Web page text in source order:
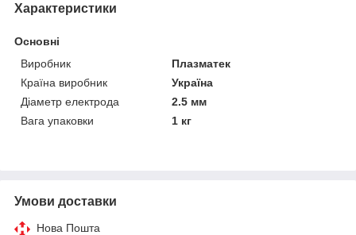
Характеристики
Основні
Виробник
Плазматек
Країна виробник
Україна
Діаметр електрода
2.5 мм
Вага упаковки
1 кг
Умови доставки
Нова Пошта